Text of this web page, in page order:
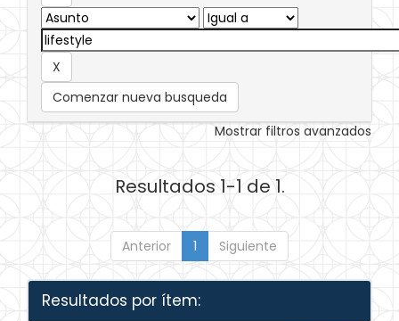
Comenzar nueva busqueda
Mostrar filtros avanzados
Resultados 1-1 de 1.
Anterior 1 Siguiente
Resultados por ítem: